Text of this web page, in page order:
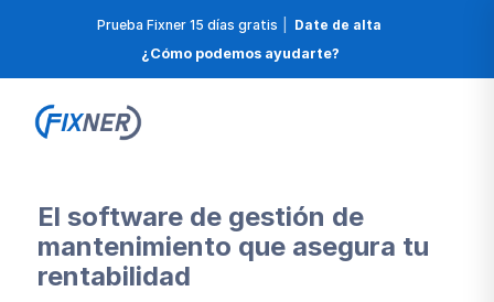
Prueba Fixner 15 días gratis
Date de alta
¿Cómo podemos ayudarte?
El software de gestión de
mantenimiento que asegura tu
rentabilidad